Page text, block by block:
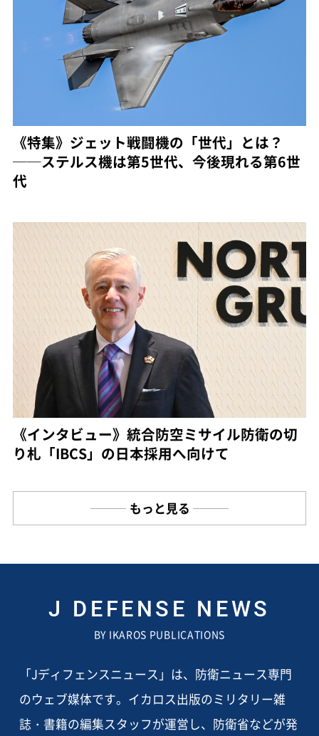
《特集》ジェット戦闘機の「世代」とは？
──ステルス機は第5世代、今後現れる第6世
代
《インタビュー》統合防空ミサイル防衛の切
り札「IBCS」の日本採用へ向けて
もっと見る
J DEFENSE NEWS
BY IKAROS PUBLICATIONS
「Jディフェンスニュース」は、防衛ニュース専門
のウェブ媒体です。イカロス出版のミリタリー雑
誌・書籍の編集スタッフが運営し、防衛省などが発